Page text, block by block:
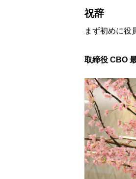
祝辞
まず初めに役
取締役 CBO